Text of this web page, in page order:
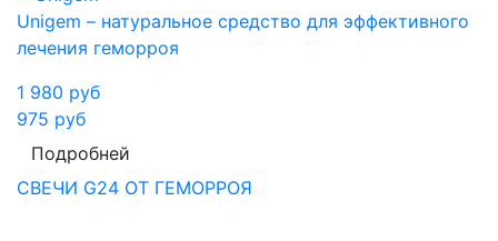
Unigem – натуральное средство для эффективного
лечения геморроя
1 980 руб
975 руб
Подробней
СВЕЧИ G24 ОТ ГЕМОРРОЯ